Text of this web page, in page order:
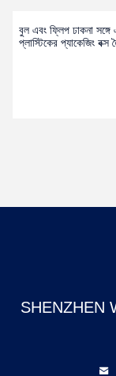
বুল এবং ফ্লিপ ঢাকনা
প্লাস্টিকের প্যাকেজিং বক্স
SHENZHEN